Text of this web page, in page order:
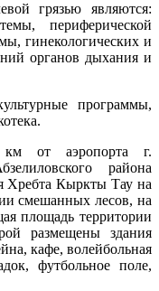
грязью являются:
периферической
гинекологических и
органов дыхания и
программы,
от аэропорта г.
района
Хребта Кыркты Тау на
смешанных лесов, на
площадь территории
размещены здания
кафе, волейбольная
футбольное поле,